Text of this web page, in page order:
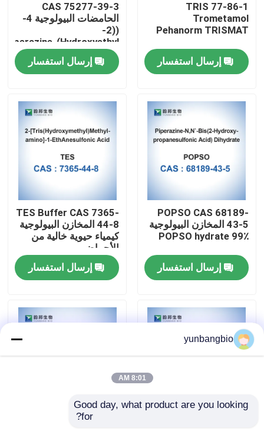
منتجات
معلومات عنا
جولة في المعمل
مراقبة الجودة
اتصل بنا
أخبار
حالات
TRIS 77-86-1
Trometamol
Pehanorm TRISMAT
إرسال استفسار
CAS 75277-39-3
الحامضات البيولوجية 4-
((2-
Hydroxyethyl)Piperazine-
1-Ethanesulfonic Acid
إرسال استفسار
POPSO CAS 68189-
43-5 المخازن البيولوجية
POPSO hydrate 99٪
إرسال استفسار
TES Buffer CAS 7365-
44-8 المخازن البيولوجية
كيمياء حيوية خالية من
الأحماض
إرسال استفسار
CHES Buffer CAS 103-
yunbangbio
8:01 AM
Good day, what product are you looking
for?